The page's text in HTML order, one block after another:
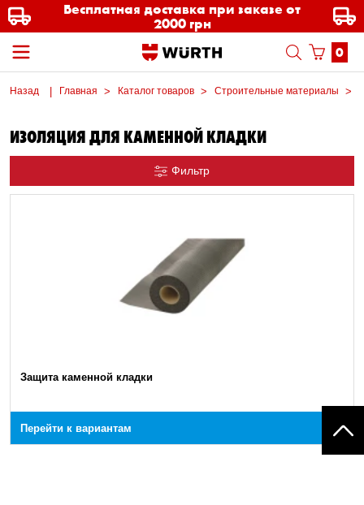
Бесплатная доставка при заказе от
2000 грн
0
Назад Главная Каталог товаров Строительные материалы
ИЗОЛЯЦИЯ ДЛЯ КАМЕННОЙ КЛАДКИ
Фильтр
Защита каменной кладки
Перейти к вариантам